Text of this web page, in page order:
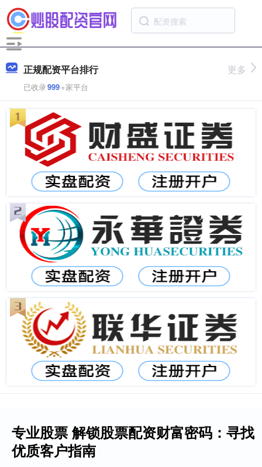
正规配资平台排行
已收录999+家平台
更多
专业股票 解锁股票配资财富密码：寻找
优质客户指南